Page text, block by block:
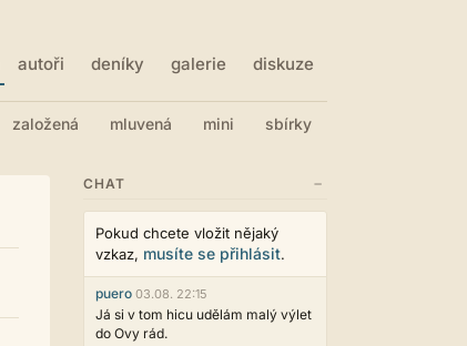
autoři deníky galerie diskuze
založená mluvená mini sbírky
CHAT −
Pokud chcete vložit nějaký
vzkaz, musíte se přihlásit.
puero 03.08. 22:15
Já si v tom hicu udělám malý výlet
do Ovy rád.